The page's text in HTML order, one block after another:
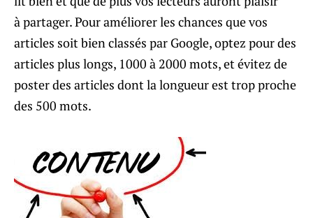
à partager. Pour améliorer les chances que vos
articles soit bien classés par Google, optez pour des
articles plus longs, 1000 à 2000 mots, et évitez de
poster des articles dont la longueur est trop proche
des 500 mots.